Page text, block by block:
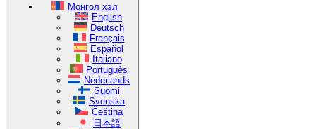
Монгол хэл
English
Deutsch
Français
Español
Italiano
Português
Nederlands
Suomi
Svenska
Čeština
日本語